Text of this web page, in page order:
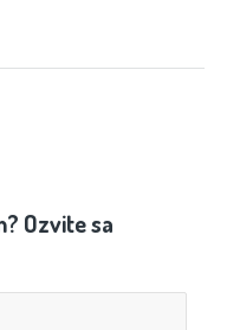
Ozvite sa